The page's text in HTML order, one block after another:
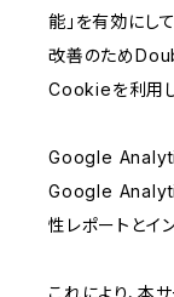
能」を有効にし
改善のため
Cookieを利用し
Google
Google
性レポートとイ